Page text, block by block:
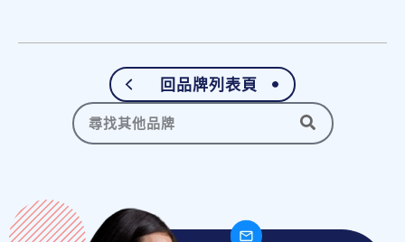
回品牌列表頁